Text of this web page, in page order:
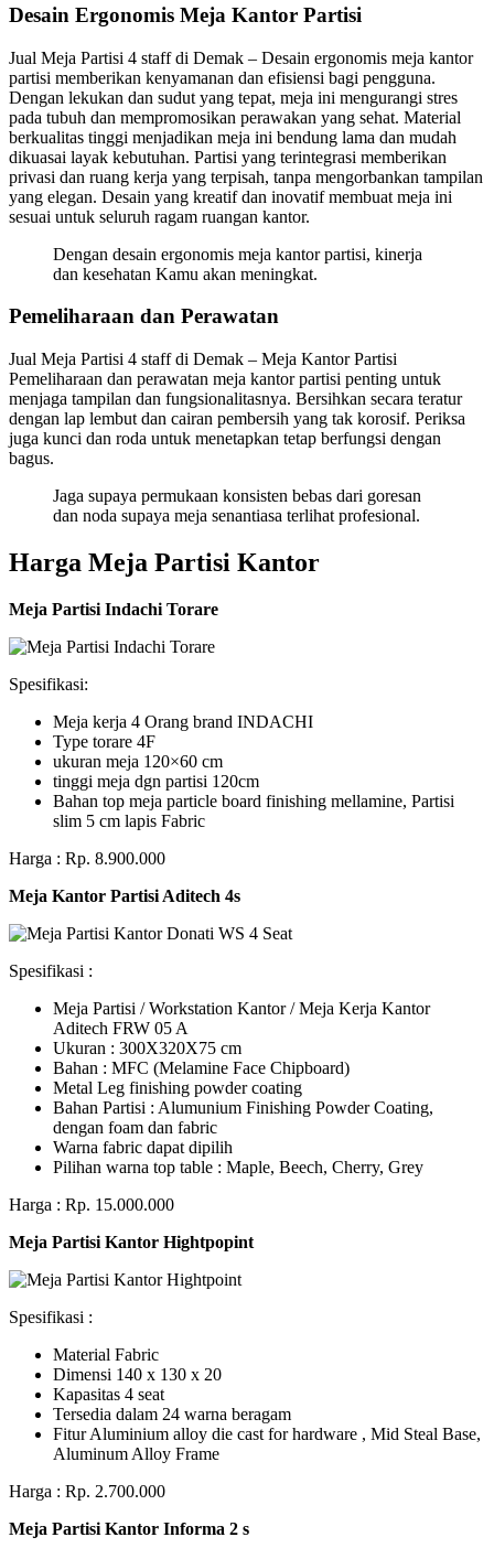
Desain Ergonomis Meja Kantor Partisi
Jual Meja Partisi 4 staff di Demak – Desain ergonomis meja kantor
partisi memberikan kenyamanan dan efisiensi bagi pengguna.
Dengan lekukan dan sudut yang tepat, meja ini mengurangi stres
pada tubuh dan mempromosikan perawakan yang sehat. Material
berkualitas tinggi menjadikan meja ini bendung lama dan mudah
dikuasai layak kebutuhan. Partisi yang terintegrasi memberikan
privasi dan ruang kerja yang terpisah, tanpa mengorbankan tampilan
yang elegan. Desain yang kreatif dan inovatif membuat meja ini
sesuai untuk seluruh ragam ruangan kantor.
Dengan desain ergonomis meja kantor partisi, kinerja
dan kesehatan Kamu akan meningkat.
Pemeliharaan dan Perawatan
Jual Meja Partisi 4 staff di Demak – Meja Kantor Partisi
Pemeliharaan dan perawatan meja kantor partisi penting untuk
menjaga tampilan dan fungsionalitasnya. Bersihkan secara teratur
dengan lap lembut dan cairan pembersih yang tak korosif. Periksa
juga kunci dan roda untuk menetapkan tetap berfungsi dengan
bagus.
Jaga supaya permukaan konsisten bebas dari goresan
dan noda supaya meja senantiasa terlihat profesional.
Harga Meja Partisi Kantor
Meja Partisi Indachi Torare
Spesifikasi:
Meja kerja 4 Orang brand INDACHI
Type torare 4F
ukuran meja 120×60 cm
tinggi meja dgn partisi 120cm
Bahan top meja particle board finishing mellamine, Partisi
slim 5 cm lapis Fabric
Harga : Rp. 8.900.000
Meja Kantor Partisi Aditech 4s
Spesifikasi :
Meja Partisi / Workstation Kantor / Meja Kerja Kantor
Aditech FRW 05 A
Ukuran : 300X320X75 cm
Bahan : MFC (Melamine Face Chipboard)
Metal Leg finishing powder coating
Bahan Partisi : Alumunium Finishing Powder Coating,
dengan foam dan fabric
Warna fabric dapat dipilih
Pilihan warna top table : Maple, Beech, Cherry, Grey
Harga : Rp. 15.000.000
Meja Partisi Kantor Hightpopint
Spesifikasi :
Material Fabric
Dimensi 140 x 130 x 20
Kapasitas 4 seat
Tersedia dalam 24 warna beragam
Fitur Aluminium alloy die cast for hardware , Mid Steal Base,
Aluminum Alloy Frame
Harga : Rp. 2.700.000
Meja Partisi Kantor Informa 2 s